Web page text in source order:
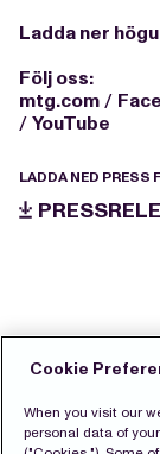
Ladda ner
Följ oss:
mtg.com /
/ YouTube
LADDA NED PRESS
Cookie
When you visit our
personal data of